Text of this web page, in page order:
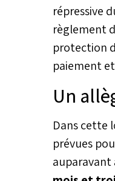
répressive
règlement
protection
paiement
Un
Dans cette
prévues
auparavant